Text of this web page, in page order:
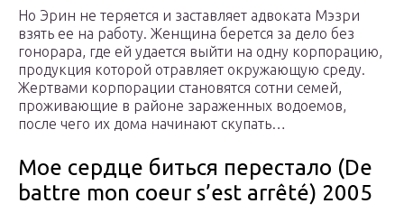
Но Эрин не теряется и заставляет адвоката Мэзри
взять ее на работу. Женщина берется за дело без
гонорара, где ей удается выйти на одну корпорацию,
продукция которой отравляет окружающую среду.
Жертвами корпорации становятся сотни семей,
проживающие в районе зараженных водоемов,
после чего их дома начинают скупать…
Мое сердце биться перестало (De
battre mon coeur s’est arrêté) 2005